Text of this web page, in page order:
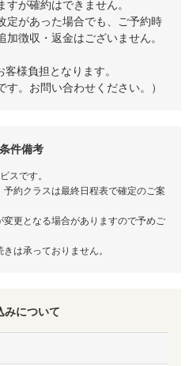
が確約はできません。
定があった場合でも、ご予約時
徴収・返金はございません。
様負担となります。
す。お問い合わせください。）
件備考
スです。
約クラスは最終日程表で確定のご案
更となる場合がありますので予めご
は承っておりません。
みについて